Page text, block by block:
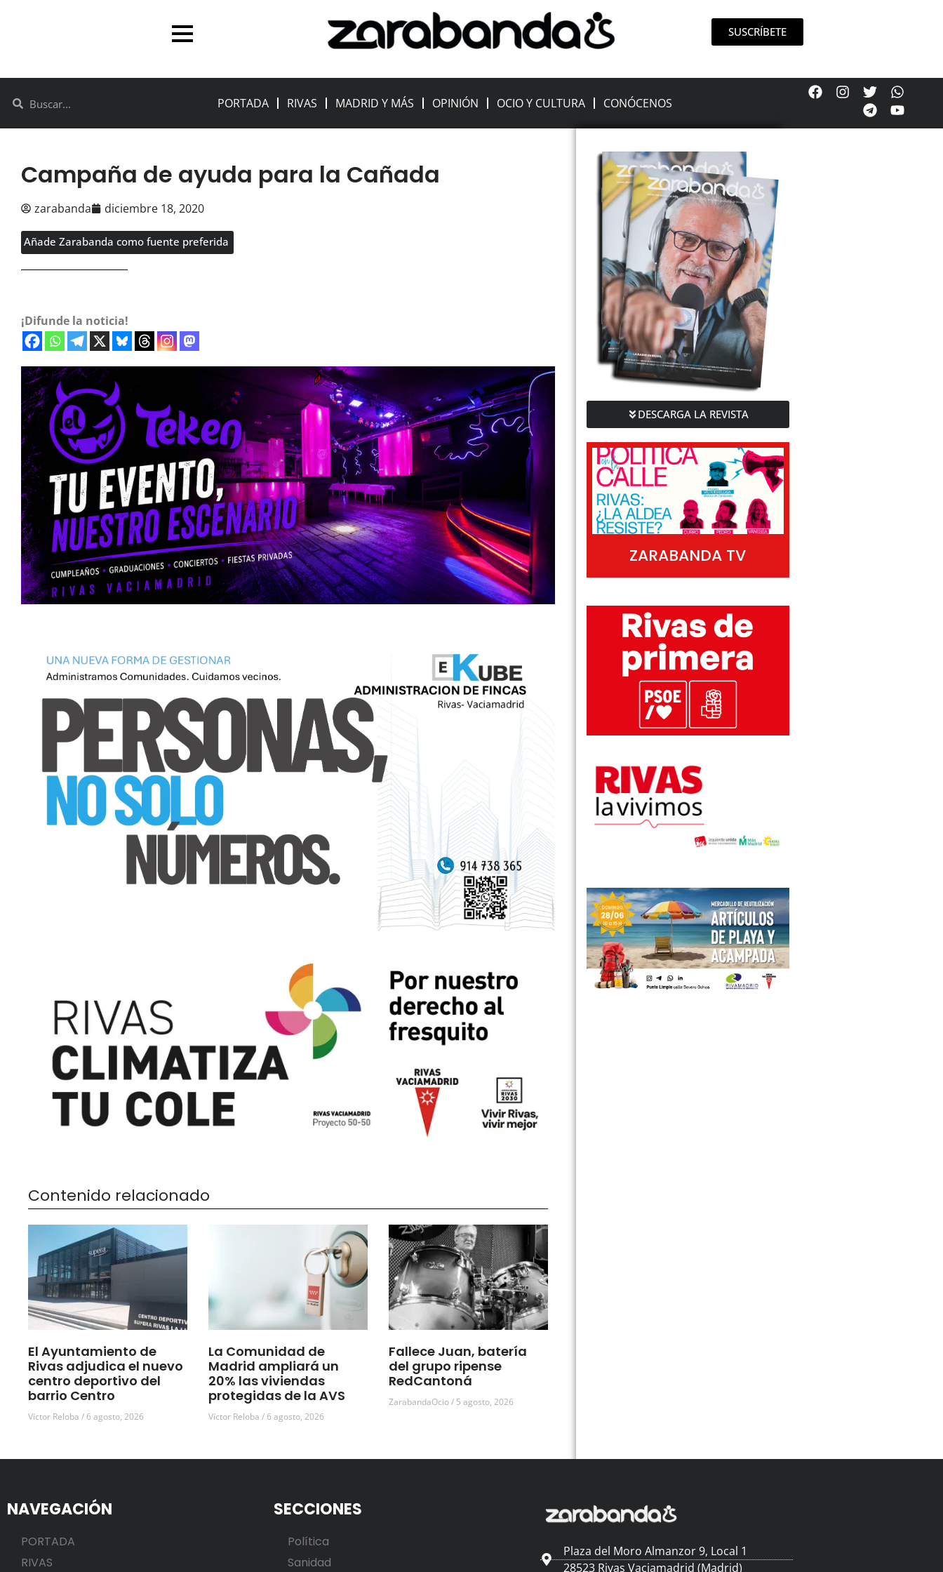
SUSCRÍBETE
PORTADA RIVAS MADRID Y MÁS OPINIÓN OCIO Y CULTURA CONÓCENOS
Campaña de ayuda para la Cañada
zarabanda diciembre 18, 2020
Añade Zarabanda como fuente preferida
¡Difunde la noticia!
Contenido relacionado
El Ayuntamiento de
Rivas adjudica el nuevo
centro deportivo del
barrio Centro
Víctor Reloba 6 agosto, 2026
La Comunidad de
Madrid ampliará un
20% las viviendas
protegidas de la AVS
Víctor Reloba 6 agosto, 2026
Fallece Juan, batería
del grupo ripense
RedCantoná
ZarabandaOcio 5 agosto, 2026
DESCARGA LA REVISTA
ZARABANDA TV
NAVEGACIÓN
PORTADA
RIVAS
SECCIONES
Política
Sanidad
Plaza del Moro Almanzor 9, Local 1
28523 Rivas Vaciamadrid (Madrid)